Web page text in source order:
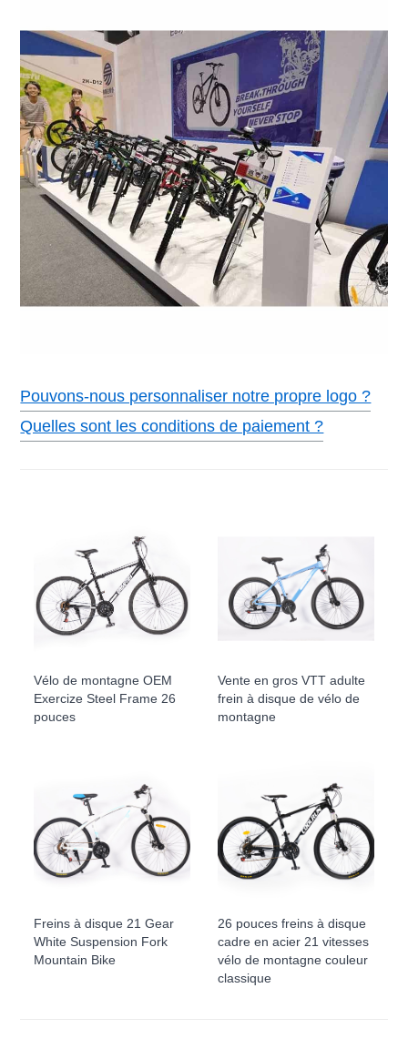
Pouvons-nous personnaliser notre propre logo ?
Quelles sont les conditions de paiement ?
Vélo de montagne OEM
Exercize Steel Frame 26
pouces
Vente en gros VTT adulte
frein à disque de vélo de
montagne
Freins à disque 21 Gear
White Suspension Fork
Mountain Bike
26 pouces freins à disque
cadre en acier 21 vitesses
vélo de montagne couleur
classique